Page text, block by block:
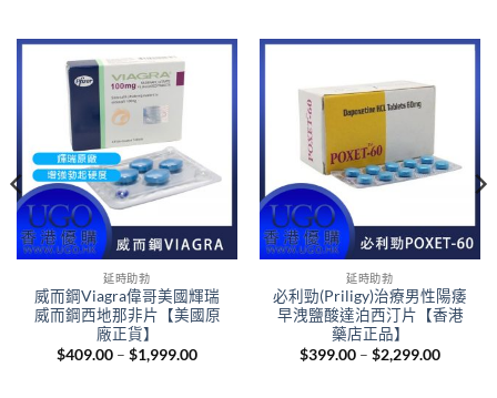
延時助勃
威而鋼Viagra偉哥美國輝瑞
威而鋼西地那非片【美國原
廠正貨】
$409.00 – $1,999.00Price
延時助勃
必利勁(Priligy)治療男性陽痿
早洩鹽酸達泊西汀片【香港
藥店正品】
$399.00 – $2,299.00Price